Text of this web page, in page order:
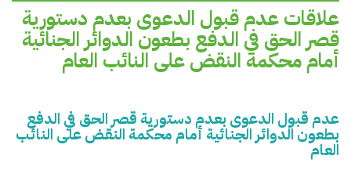
علاقات عدم قبول الدعوى بعدم دستورية
قصر الحق في الدفع بطعون الدوائر الجنائية
أمام محكمة النقض على النائب العام
عدم قبول الدعوى بعدم دستورية قصر الحق في الدفع
بطعون الدوائر الجنائية أمام محكمة النقض على النائب
العام